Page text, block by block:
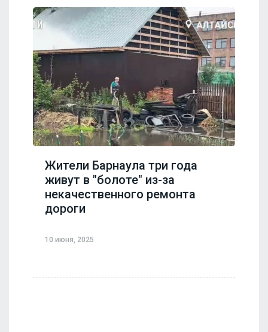
Жители Барнаула три года
живут в "болоте" из-за
некачественного ремонта
дороги
10 июня, 2025